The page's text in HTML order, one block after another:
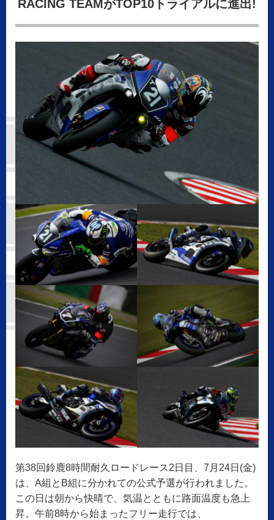
RACING TEAMがTOP10トライアルに進出!
第38回鈴鹿8時間耐久ロードレース2日目、7月24日(金)
は、A組とB組に分かれての公式予選が行われました。
この日は朝から快晴で、気温とともに路面温度も急上
昇。午前8時から始まったフリー走行では、